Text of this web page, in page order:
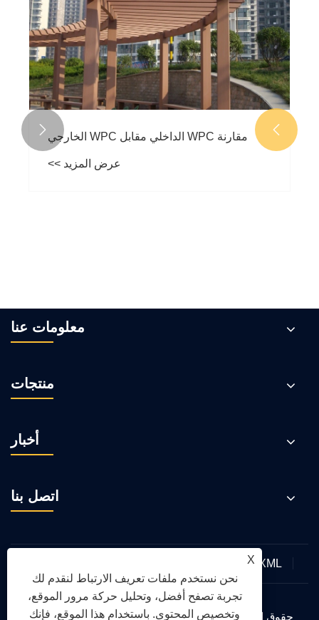
مقارنة WPC الداخلي مقابل WPC الخارجي
عرض المزيد >>


معلومات عنا
منتجات
أخبار
اتصل بنا
XML
حقوق الطبع والنشر © 2026 شركة تشينغداو يونغتي للآلات
X
نحن نستخدم ملفات تعريف الارتباط لنقدم لك
تجربة تصفح أفضل، وتحليل حركة مرور الموقع،
وتخصيص المحتوى. باستخدام هذا الموقع، فإنك